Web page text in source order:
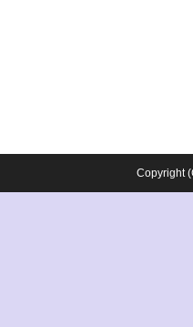
Copyright